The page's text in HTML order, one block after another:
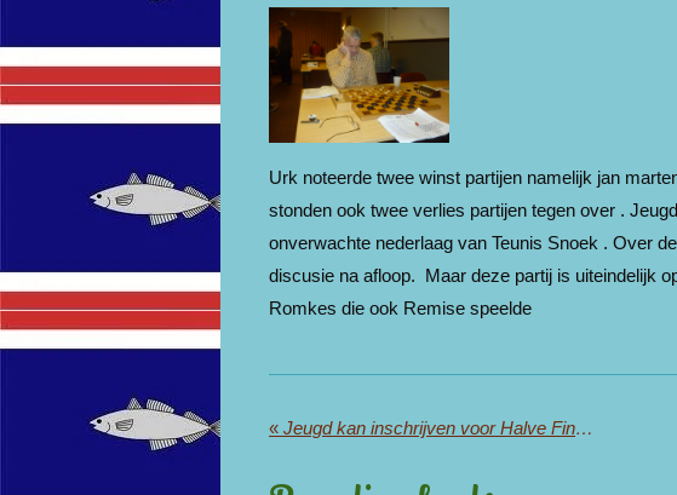
Urk noteerde twee winst partijen namelijk jan
stonden ook twee verlies partijen tegen over .
onverwachte nederlaag van Teunis Snoek . Over
discusie na afloop. Maar deze partij is uiteindelijk
Romkes die ook Remise speelde
« Jeugd kan inschrijven voor Halve Finales Kamp. van Nedl